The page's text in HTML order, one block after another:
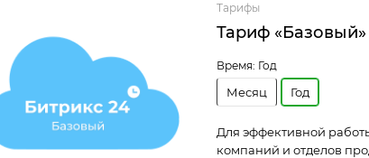
Тарифы
Тариф «Базовый»
Время: Год
Месяц Год
Для эффективной
компаний и отделов